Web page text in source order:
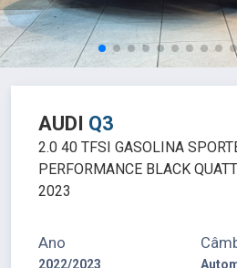
AUDI Q3
2.0 40 TFSI GASOLINA
PERFORMANCE BLACK
2023
Ano
2022/2023